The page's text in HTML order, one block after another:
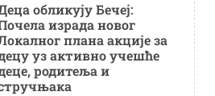
обликују Бечеј:
израда новог
плана акције за
уз активно учешће
родитеља и